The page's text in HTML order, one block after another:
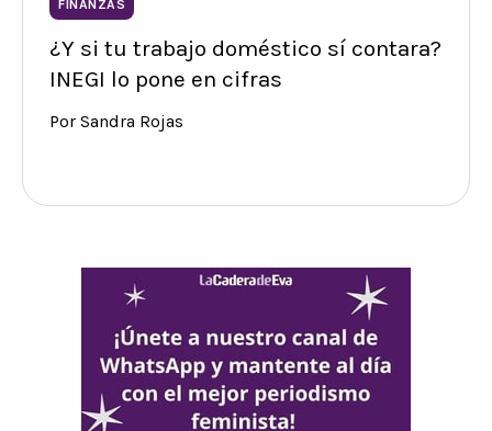
FINANZAS
¿Y si tu trabajo doméstico sí contara?
INEGI lo pone en cifras
Por Sandra Rojas